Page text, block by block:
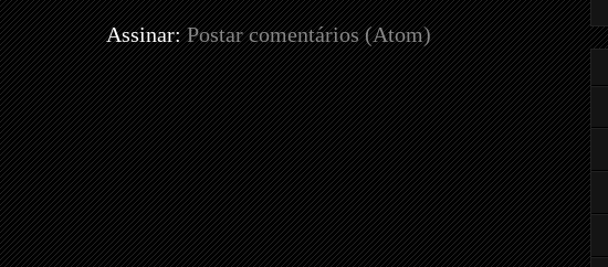
Assinar:Postar comentários (Atom)